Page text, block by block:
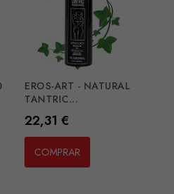
EROS-ART - NATURAL
TANTRIC...
Preço
22,31 €
COMPRAR